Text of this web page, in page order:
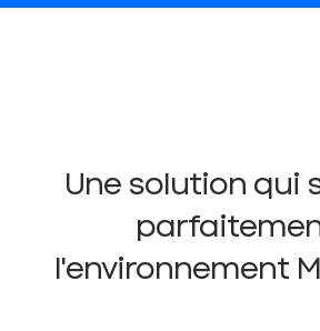
Une solution qui
l'environnement